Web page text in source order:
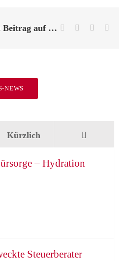
Beitrag auf … Facebook LinkedIn
NEWS
Kürzlich
– Hydration
Steuerberater